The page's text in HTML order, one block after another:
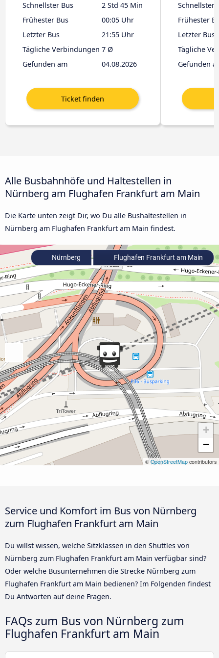
Schnellster Bus
2 Std 45 Min
Frühester Bus
00:05 Uhr
Letzter Bus
21:55 Uhr
Tägliche Verbindungen 7 Ø
Gefunden am
04.08.2026
Schnellster
Frühester
Letzter Bus
Tägliche
Gefunden
Alle Busbahnhöfe und Haltestellen in
Nürnberg am Flughafen Frankfurt am Main
Die Karte unten zeigt Dir, wo Du alle Bushaltestellen in
Nürnberg am Flughafen Frankfurt am Main findest.
+
−
©OpenStreetMap contributors
Nürnberg Flughafen Frankfurt am Main
Service und Komfort im Bus von Nürnberg
zum Flughafen Frankfurt am Main
Du willst wissen, welche Sitzklassen in den Shuttles von
Nürnberg zum Flughafen Frankfurt am Main verfügbar sind?
Oder welche Busunternehmen die Strecke Nürnberg zum
Flughafen Frankfurt am Main bedienen? Im Folgenden findest
Du Antworten auf deine Fragen.
FAQs zum Bus von Nürnberg zum
Flughafen Frankfurt am Main